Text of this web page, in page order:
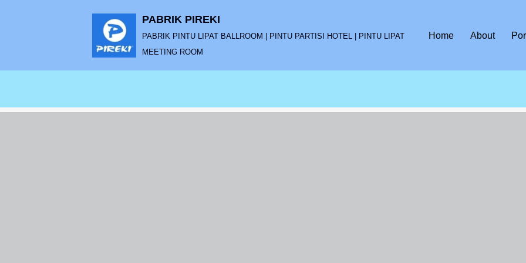
PABRIK PIREKI
PABRIK PINTU LIPAT BALLROOM | PINTU PARTISI HOTEL | PINTU LIPAT
MEETING ROOM
Home About